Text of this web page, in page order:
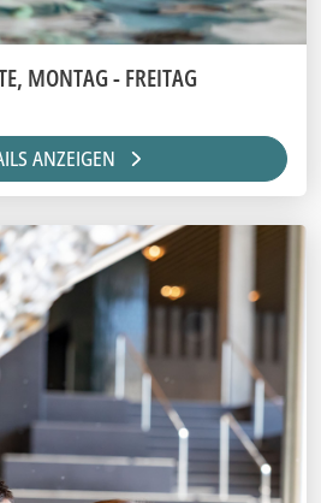
MONTAG - FREITAG
ANZEIGEN